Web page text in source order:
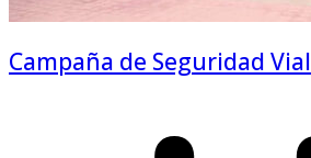
Campaña de Seguridad Vial